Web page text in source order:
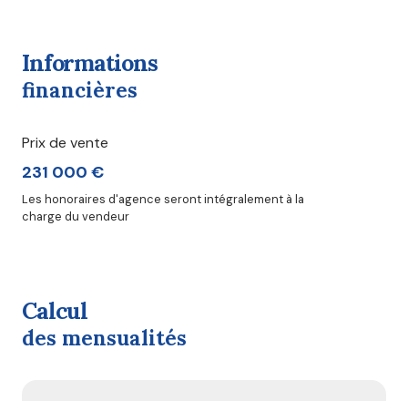
informations
financières
Prix de vente
231 000 €
Les honoraires d'agence seront intégralement à la
charge du vendeur
calcul
des mensualités